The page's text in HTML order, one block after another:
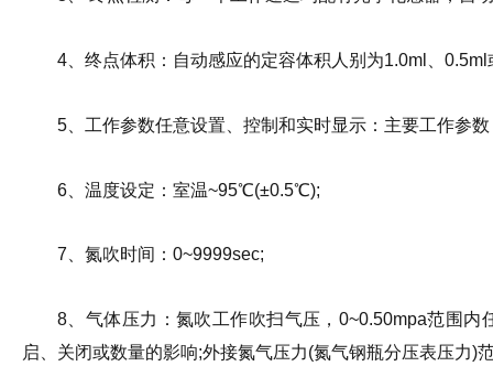
4、终点体积：自动感应的定容体积人别为1.0ml、
5、工作参数任意设置、控制和实时显示：主要工作参
6、温度设定：室温~95℃(±0.5℃);
7、氮吹时间：0~9999sec;
8、气体压力：氮吹工作吹扫气压，0~0.50mpa范围
启、关闭或数量的影响;外接氮气压力(氮气钢瓶分压表压力)